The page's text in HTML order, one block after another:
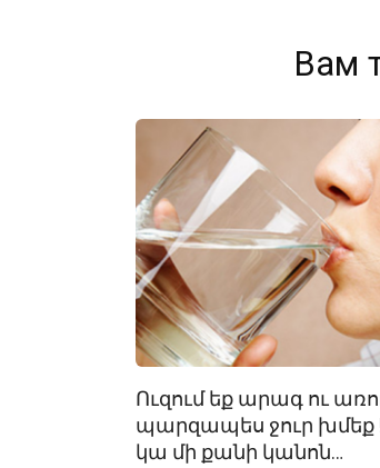
Вам
Ուզում եք արագ ու
պարզապես ջուր խմեք
կա մի քանի կանոն…